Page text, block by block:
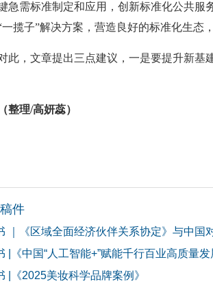
急需标准制定和应用，创新标准化公共服
一揽子”解决方案，营造良好的标准化生态
此，文章提出三点建议，一是要提升新基
（整理/高妍蕊）
件
｜《区域全面经济伙伴关系协定》与中国
|《中国“人工智能+”赋能千行百业高质量发
|《2025美妆科学品牌案例》